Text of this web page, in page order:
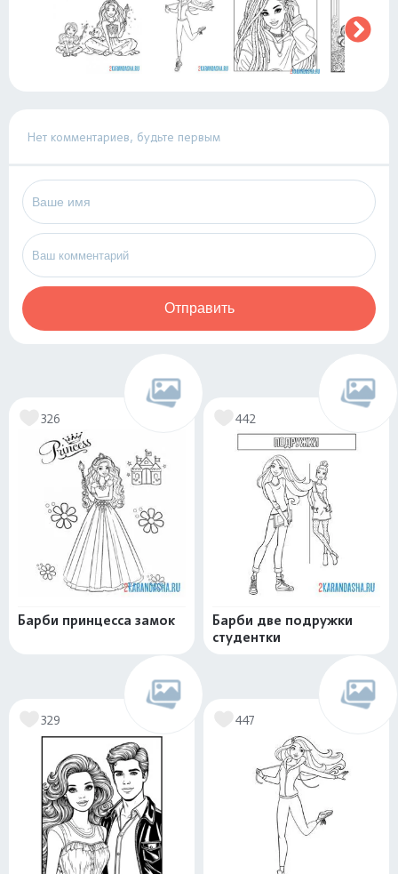
Нет комментариев, будьте первым
Отправить
326
Барби принцесса замок
442
Барби две подружки
студентки
329 447